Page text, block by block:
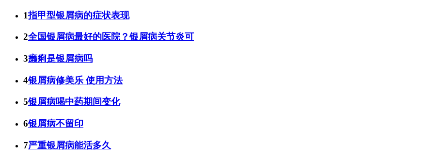
1指甲型银屑病的症状表现
2全国银屑病最好的医院？银屑病关节炎可
3癞痢是银屑病吗
4银屑病修美乐 使用方法
5银屑病喝中药期间变化
6银屑病不留印
7严重银屑病能活多久